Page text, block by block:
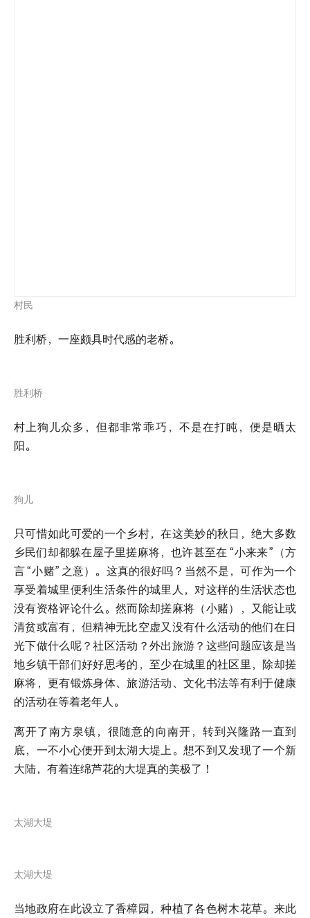
村民
胜利桥，一座颇具时代感的老桥。
胜利桥
村上狗儿众多，但都非常乖巧，不是在打盹，便是晒太
阳。
狗儿
只可惜如此可爱的一个乡村，在这美妙的秋日，绝大多数
乡民们却都躲在屋子里搓麻将，也许甚至在 “小来来”（方
言“小赌” 之意）。这真的很好吗？当然不是，可作为一个
享受着城里便利生活条件的城里人，对这样的生活状态也
没有资格评论什么。然而除却搓麻将（小赌），又能让或
清贫或富有，但精神无比空虚又没有什么活动的他们在日
光下做什么呢？社区活动？外出旅游？这些问题应该是当
地乡镇干部们好好思考的，至少在城里的社区里，除却搓
麻将，更有锻炼身体、旅游活动、文化书法等有利于健康
的活动在等着老年人。
离开了南方泉镇，很随意的向南开，转到兴隆路一直到
底，一不小心便开到太湖大堤上。想不到又发现了一个新
大陆，有着连绵芦花的大堤真的美极了！
太湖大堤
太湖大堤
当地政府在此设立了香樟园，种植了各色树木花草。来此